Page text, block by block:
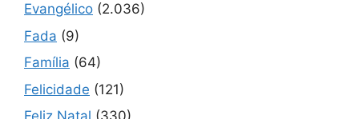
Evangélico (2.036)
Fada (9)
Família (64)
Felicidade (121)